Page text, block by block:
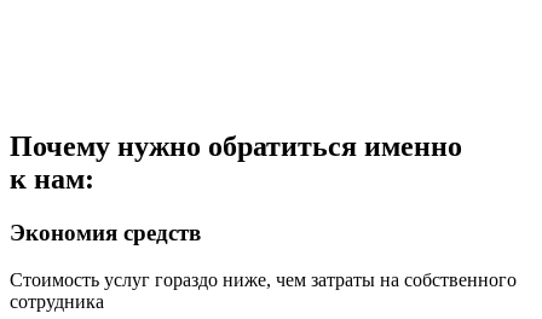
Почему нужно обратиться именно
к нам:
Экономия средств
Стоимость услуг гораздо ниже, чем затраты на собственного
сотрудника